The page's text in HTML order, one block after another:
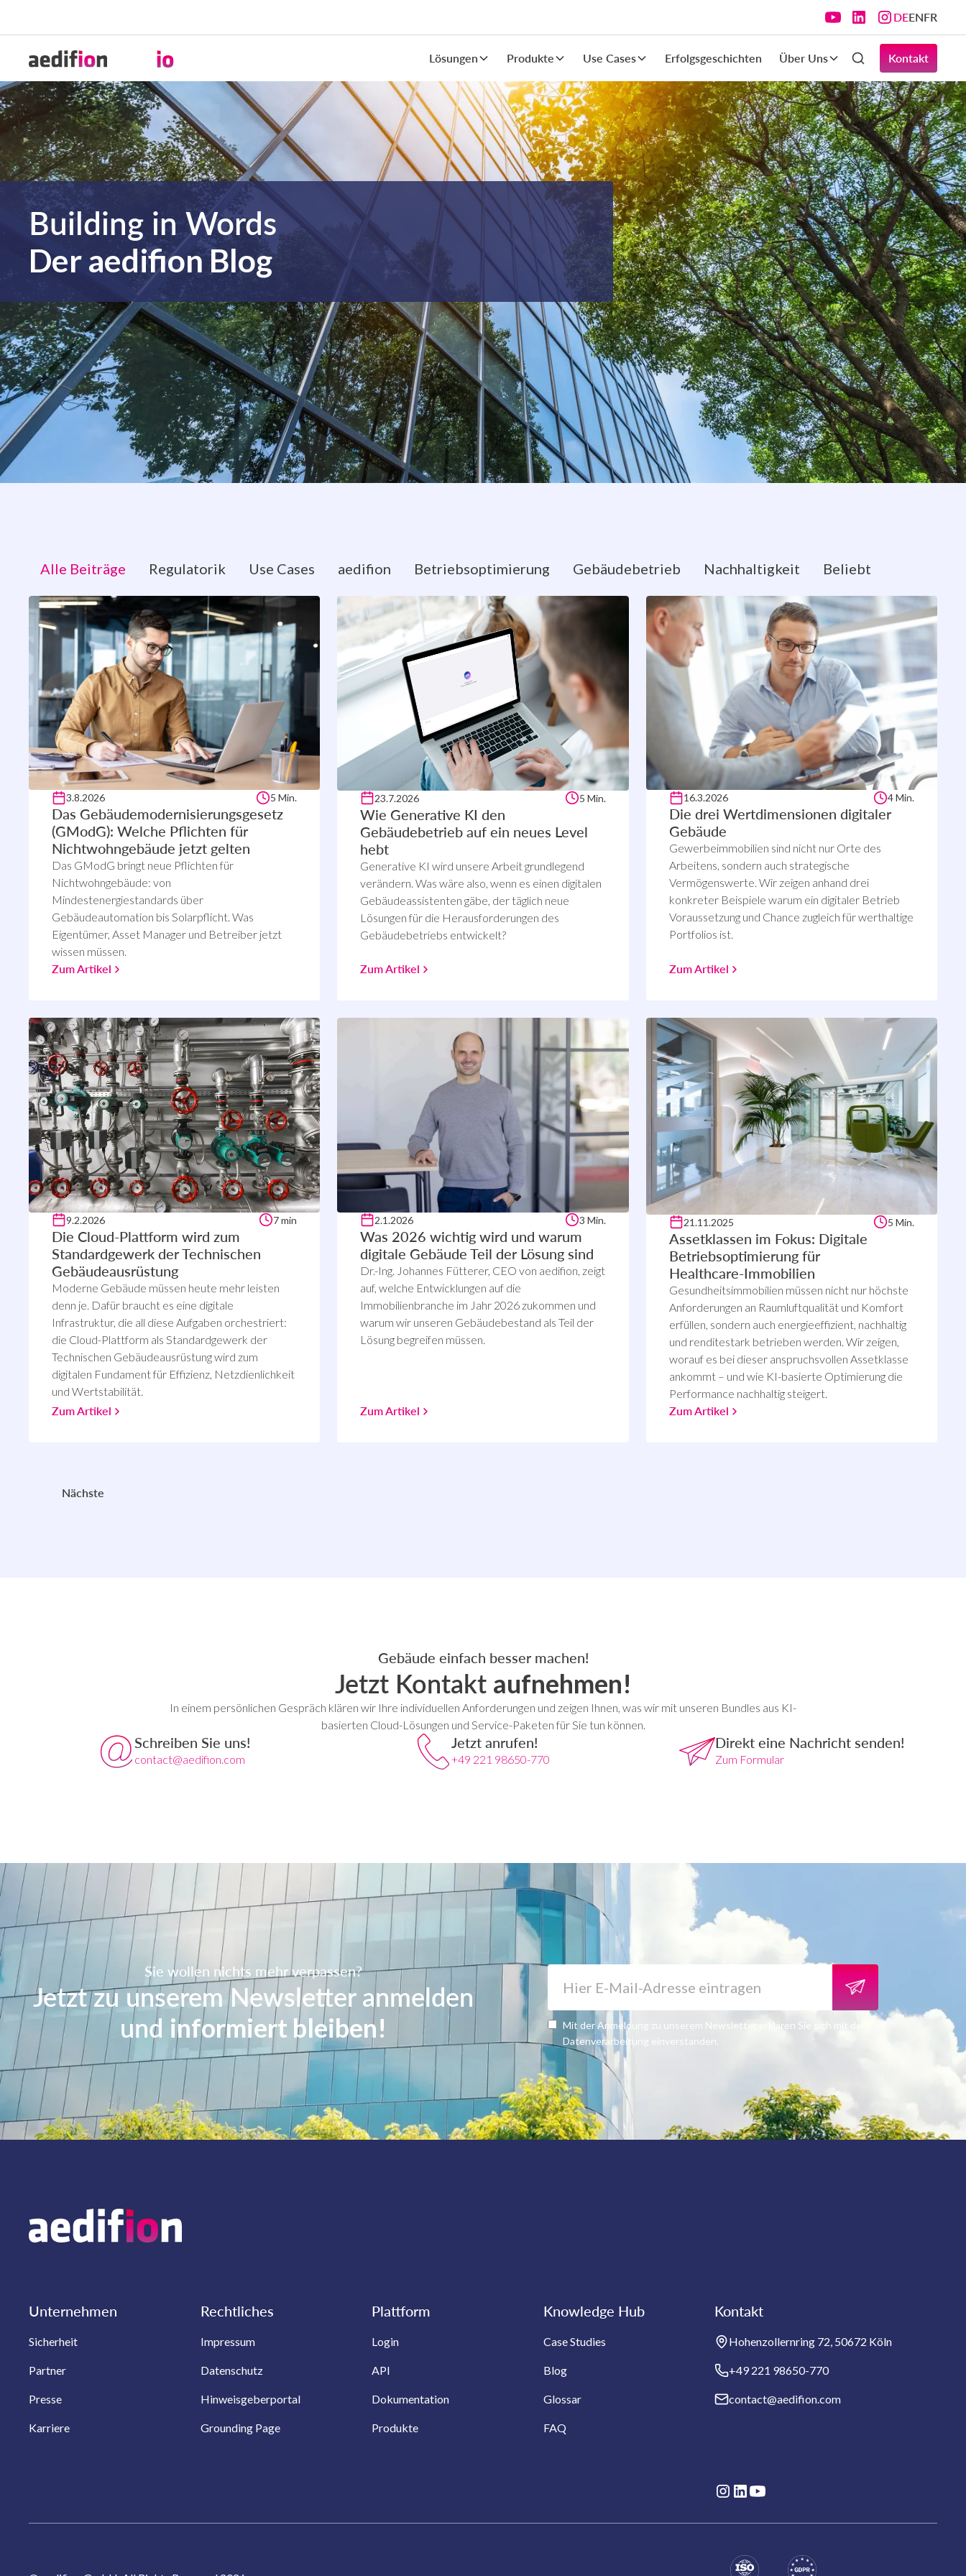
DEENFR
Lösungen Produkte Use Cases Erfolgsgeschichten Über Uns Kontakt
Building in Words
Der aedifion Blog
Alle Beiträge Regulatorik Use Cases aedifion Betriebsoptimierung Gebäudebetrieb Nachhaltigkeit Beliebt
3.8.2026 5 Min.
Das Gebäudemodernisierungsgesetz
(GModG): Welche Pflichten für
Nichtwohngebäude jetzt gelten
Das GModG bringt neue Pflichten für
Nichtwohngebäude: von
Mindestenergiestandards über
Gebäudeautomation bis Solarpflicht. Was
Eigentümer, Asset Manager und Betreiber jetzt
wissen müssen.
Zum Artikel
23.7.2026 5 Min.
Wie Generative KI den
Gebäudebetrieb auf ein neues Level
hebt
Generative KI wird unsere Arbeit grundlegend
verändern. Was wäre also, wenn es einen digitalen
Gebäudeassistenten gäbe, der täglich neue
Lösungen für die Herausforderungen des
Gebäudebetriebs entwickelt?
Zum Artikel
16.3.2026 4 Min.
Die drei Wertdimensionen digitaler
Gebäude
Gewerbeimmobilien sind nicht nur Orte des
Arbeitens, sondern auch strategische
Vermögenswerte. Wir zeigen anhand drei
konkreter Beispiele warum ein digitaler Betrieb
Voraussetzung und Chance zugleich für werthaltige
Portfolios ist.
Zum Artikel
9.2.2026 7 min
Die Cloud-Plattform wird zum
Standardgewerk der Technischen
Gebäudeausrüstung
Moderne Gebäude müssen heute mehr leisten
denn je. Dafür braucht es eine digitale
Infrastruktur, die all diese Aufgaben orchestriert:
die Cloud-Plattform als Standardgewerk der
Technischen Gebäudeausrüstung wird zum
digitalen Fundament für Effizienz, Netzdienlichkeit
und Wertstabilität.
Zum Artikel
2.1.2026 3 Min.
Was 2026 wichtig wird und warum
digitale Gebäude Teil der Lösung sind
Dr.-Ing. Johannes Fütterer, CEO von aedifion, zeigt
auf, welche Entwicklungen auf die
Immobilienbranche im Jahr 2026 zukommen und
warum wir unseren Gebäudebestand als Teil der
Lösung begreifen müssen.
Zum Artikel
21.11.2025 5 Min.
Assetklassen im Fokus: Digitale
Betriebsoptimierung für
Healthcare-Immobilien
Gesundheitsimmobilien müssen nicht nur höchste
Anforderungen an Raumluftqualität und Komfort
erfüllen, sondern auch energieeffizient, nachhaltig
und renditestark betrieben werden. Wir zeigen,
worauf es bei dieser anspruchsvollen Assetklasse
ankommt – und wie KI-basierte Optimierung die
Performance nachhaltig steigert.
Zum Artikel
Nächste
Gebäude einfach besser machen!
Jetzt Kontakt aufnehmen!
In einem persönlichen Gespräch klären wir Ihre individuellen Anforderungen und zeigen Ihnen, was wir mit unseren Bundles aus KI-
basierten Cloud-Lösungen und Service-Paketen für Sie tun können.
Schreiben Sie uns!
contact@aedifion.com
Jetzt anrufen!
+49 221 98650-770
Direkt eine Nachricht senden!
Zum Formular
Sie wollen nichts mehr verpassen?
Jetzt zu unserem Newsletter anmelden
und informiert bleiben!
Mit der Anmeldung zu unserem Newsletter erklären Sie sich mit der
Datenverarbeitung einverstanden.
Unternehmen
Sicherheit
Partner
Presse
Karriere
Rechtliches
Impressum
Datenschutz
Hinweisgeberportal
Grounding Page
Plattform
Login
API
Dokumentation
Produkte
Knowledge Hub
Case Studies
Blog
Glossar
FAQ
Kontakt
Hohenzollernring 72, 50672 Köln
+49 221 98650-770
contact@aedifion.com